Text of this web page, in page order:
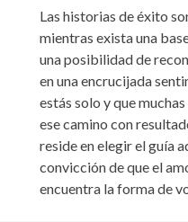
Las historias de éxito
mientras exista una
una posibilidad de
en una encrucijada
estás solo y que
ese camino con
reside en elegir el guía
convicción de que el
encuentra la forma de